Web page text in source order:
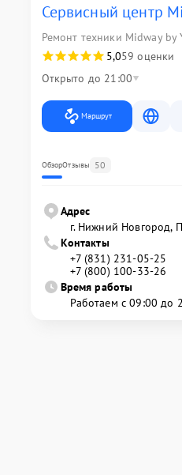
Сервисный центр
Ремонт техники Midway by
5,059 оценки
Открыто до 21:00
Маршрут
ОбзорОтзывы 50
Адрес
г. Нижний Новгород,
Контакты
+7 (831) 231-05-25
+7 (800) 100-33-26
Время работы
Работаем с 09:00 до